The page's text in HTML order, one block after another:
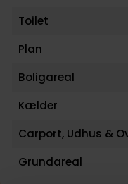
og nærværende
Toilet
Plan
Boligareal
Kælder
Carport, Udhus &
Grundareal